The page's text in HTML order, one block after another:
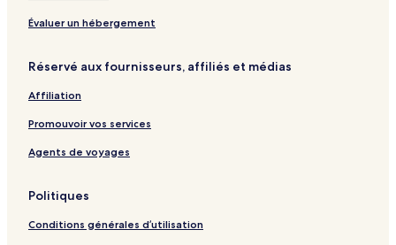
l
y
e
e
c
e
Évaluer un hébergement
Réservé aux fournisseurs, affiliés et médias
Affiliation
Promouvoir vos services
Agents de voyages
Politiques
Conditions générales d’utilisation